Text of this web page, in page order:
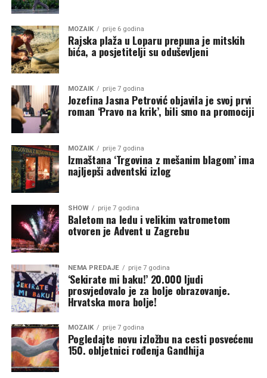
MOZAIK prije 6 godina
Rajska plaža u Loparu prepuna je mitskih
bića, a posjetitelji su oduševljeni
MOZAIK prije 7 godina
Jozefina Jasna Petrović objavila je svoj prvi
roman ‘Pravo na krik’, bili smo na promociji
MOZAIK prije 7 godina
Izmaštana ‘Trgovina z mešanim blagom’ ima
najljepši adventski izlog
SHOW prije 7 godina
Baletom na ledu i velikim vatrometom
otvoren je Advent u Zagrebu
NEMA PREDAJE prije 7 godina
‘Sekirate mi baku!’ 20.000 ljudi
prosvjedovalo je za bolje obrazovanje.
Hrvatska mora bolje!
MOZAIK prije 7 godina
Pogledajte novu izložbu na cesti posvećenu
150. obljetnici rođenja Gandhija